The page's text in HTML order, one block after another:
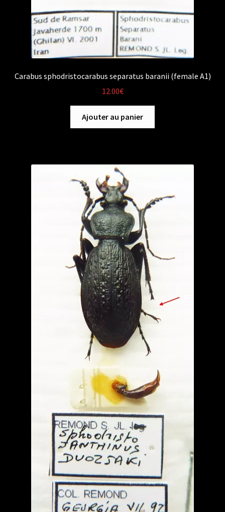
Carabus sphodristocarabus separatus baranii (female A1)
12.00€
Ajouter au panier